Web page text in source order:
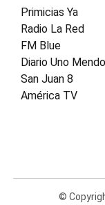
Primicias Ya
Radio La Red
FM Blue
Diario Uno
San Juan 8
América TV
©